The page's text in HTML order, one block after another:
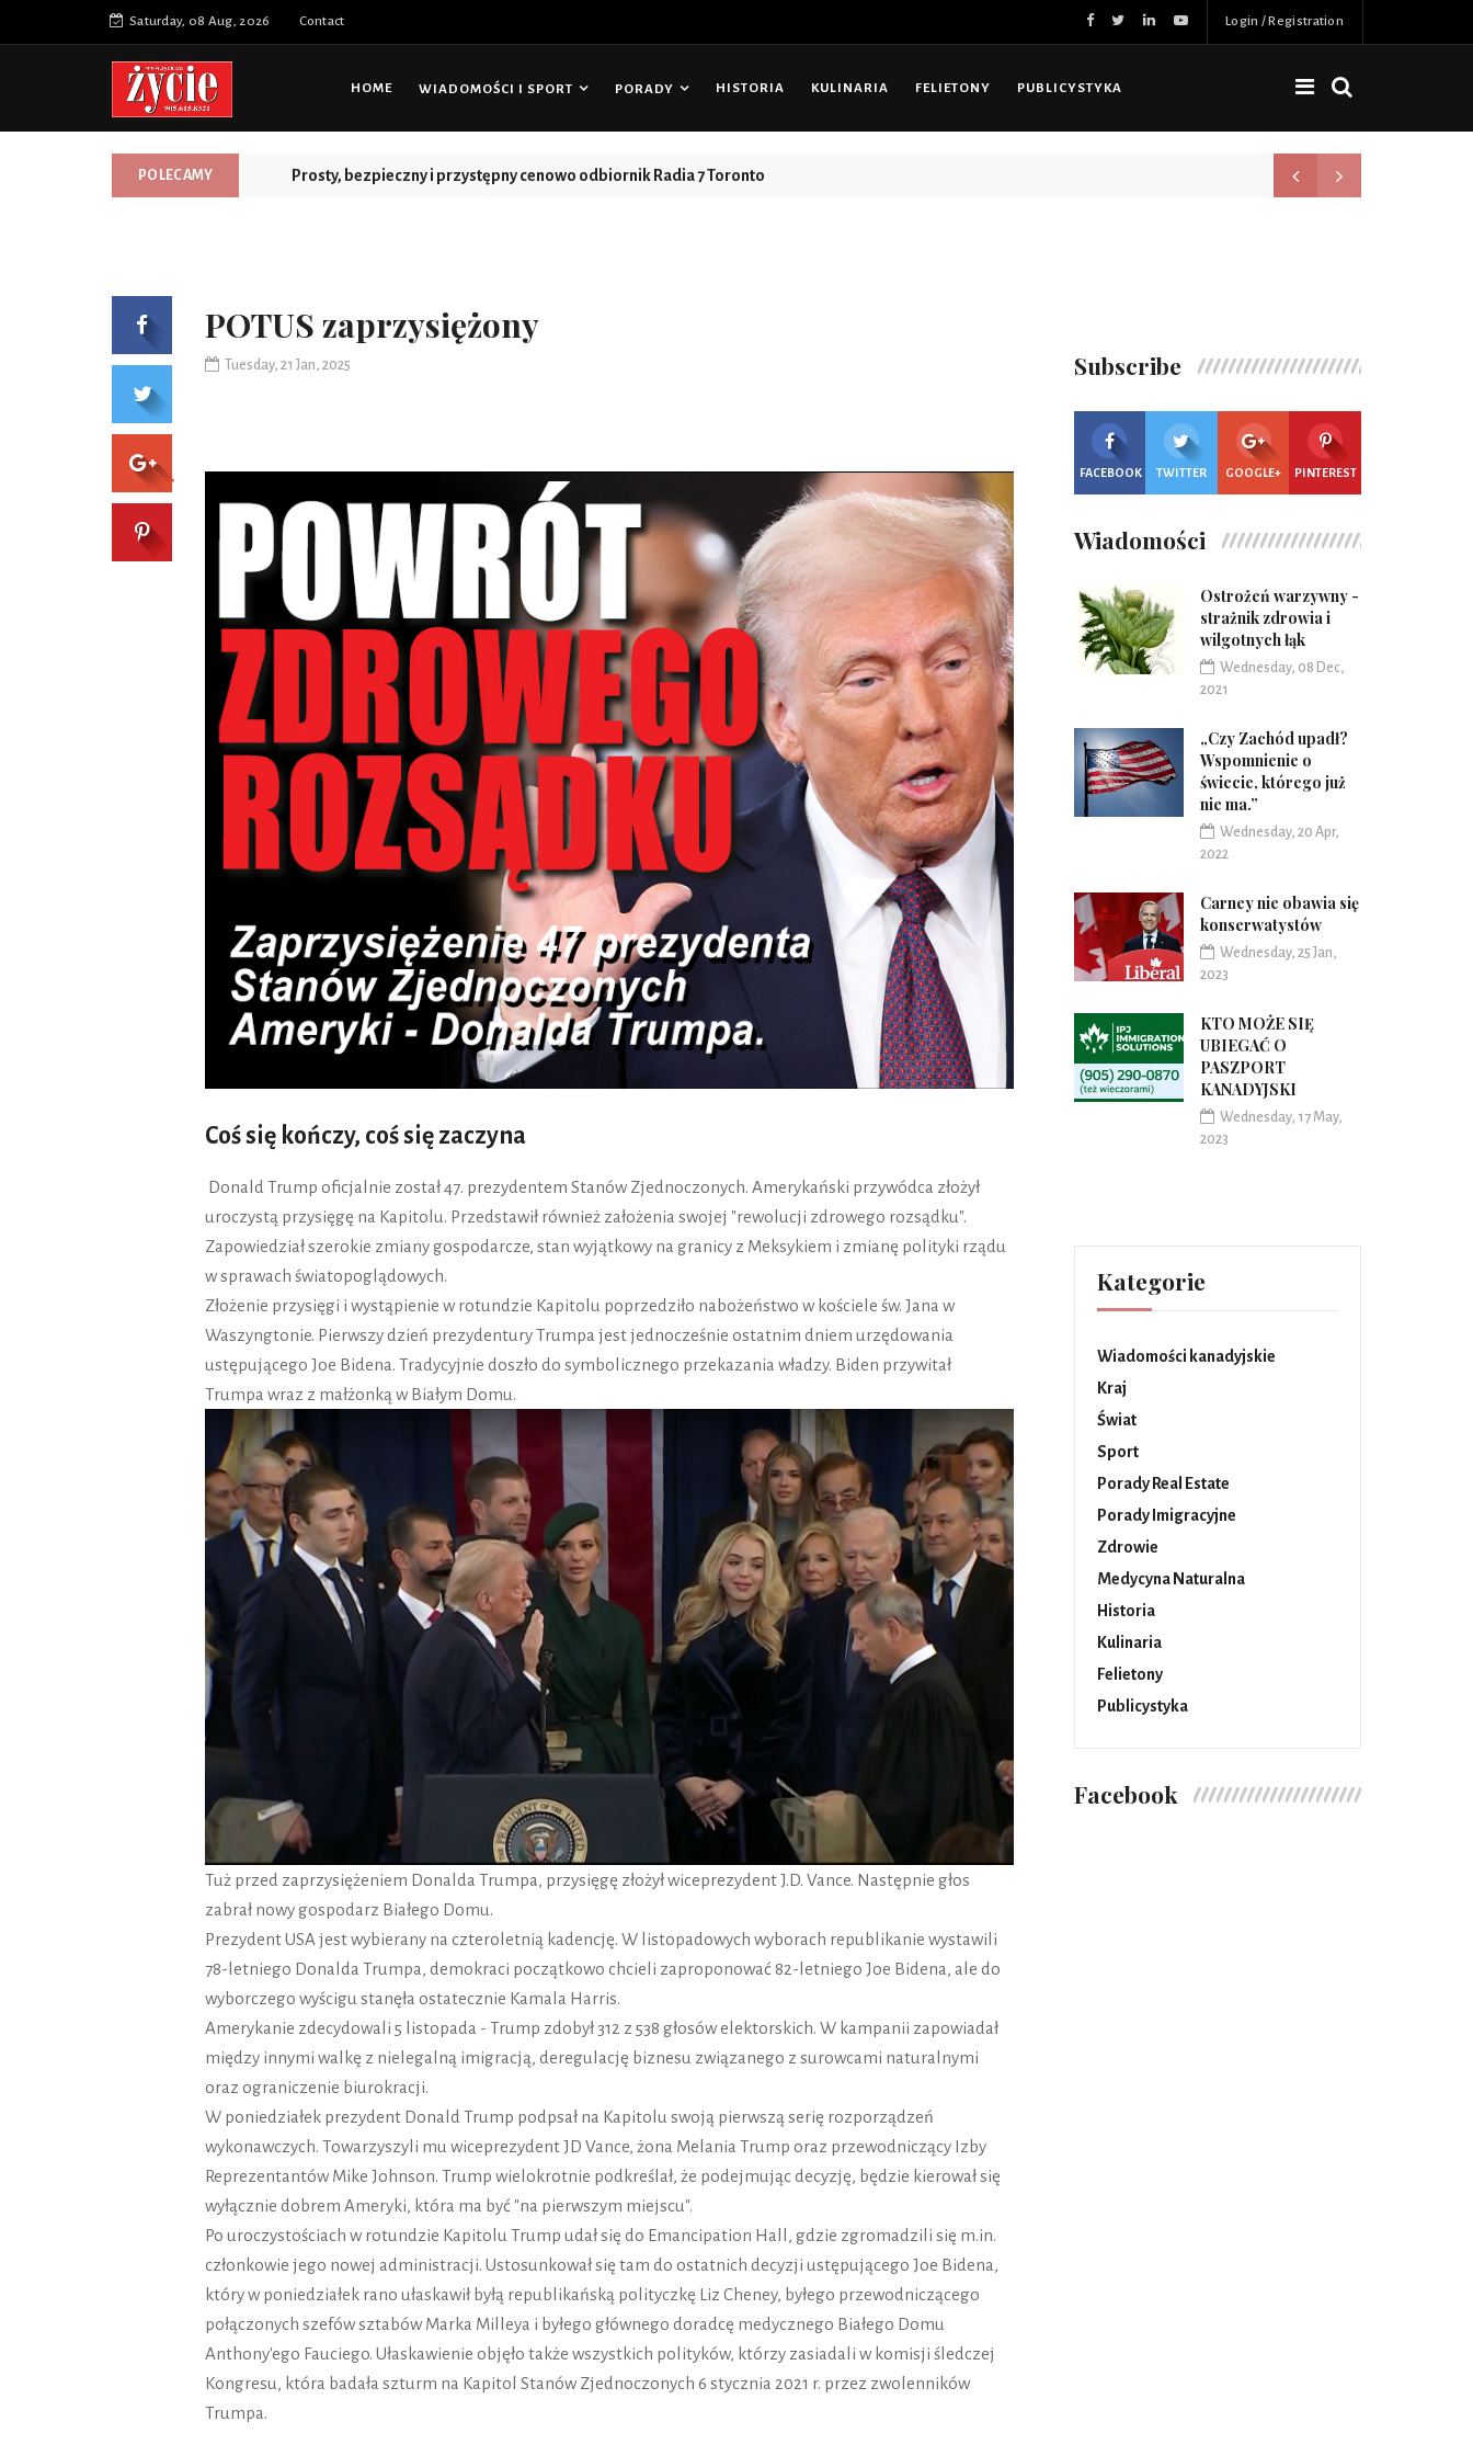
Saturday, 08 Aug, 2026 Contact Login / Registration
HOME WIADOMOŚCI I SPORT PORADY HISTORIA KULINARIA FELIETONY PUBLICYSTYKA
POLECAMY Prosty, bezpieczny i przystępny cenowo odbiornik Radia 7 Toronto Nowa jakość, więcej
POTUS zaprzysiężony
Tuesday, 21 Jan, 2025
Coś się kończy, coś się zaczyna
Donald Trump oficjalnie został 47. prezydentem Stanów Zjednoczonych. Amerykański przywódca złożył
uroczystą przysięgę na Kapitolu. Przedstawił również założenia swojej "rewolucji zdrowego rozsądku".
Zapowiedział szerokie zmiany gospodarcze, stan wyjątkowy na granicy z Meksykiem i zmianę polityki rządu
w sprawach światopoglądowych.
Złożenie przysięgi i wystąpienie w rotundzie Kapitolu poprzedziło nabożeństwo w kościele św. Jana w
Waszyngtonie. Pierwszy dzień prezydentury Trumpa jest jednocześnie ostatnim dniem urzędowania
ustępującego Joe Bidena. Tradycyjnie doszło do symbolicznego przekazania władzy. Biden przywitał
Trumpa wraz z małżonką w Białym Domu.
Tuż przed zaprzysiężeniem Donalda Trumpa, przysięgę złożył wiceprezydent J.D. Vance. Następnie głos
zabrał nowy gospodarz Białego Domu.
Prezydent USA jest wybierany na czteroletnią kadencję. W listopadowych wyborach republikanie wystawili
78-letniego Donalda Trumpa, demokraci początkowo chcieli zaproponować 82-letniego Joe Bidena, ale do
wyborczego wyścigu stanęła ostatecznie Kamala Harris.
Amerykanie zdecydowali 5 listopada - Trump zdobył 312 z 538 głosów elektorskich. W kampanii zapowiadał
między innymi walkę z nielegalną imigracją, deregulację biznesu związanego z surowcami naturalnymi
oraz ograniczenie biurokracji.
W poniedziałek prezydent Donald Trump podpsał na Kapitolu swoją pierwszą serię rozporządzeń
wykonawczych. Towarzyszyli mu wiceprezydent JD Vance, żona Melania Trump oraz przewodniczący Izby
Reprezentantów Mike Johnson. Trump wielokrotnie podkreślał, że podejmując decyzję, będzie kierował się
wyłącznie dobrem Ameryki, która ma być "na pierwszym miejscu".
Po uroczystościach w rotundzie Kapitolu Trump udał się do Emancipation Hall, gdzie zgromadzili się m.in.
członkowie jego nowej administracji. Ustosunkował się tam do ostatnich decyzji ustępującego Joe Bidena,
który w poniedziałek rano ułaskawił byłą republikańską polityczkę Liz Cheney, byłego przewodniczącego
połączonych szefów sztabów Marka Milleya i byłego głównego doradcę medycznego Białego Domu
Anthony'ego Fauciego. Ułaskawienie objęło także wszystkich polityków, którzy zasiadali w komisji śledczej
Kongresu, która badała szturm na Kapitol Stanów Zjednoczonych 6 stycznia 2021 r. przez zwolenników
Trumpa.
Subscribe
FACEBOOK TWITTER GOOGLE+ PINTEREST
Wiadomości
Ostrożeń warzywny -
strażnik zdrowia i
wilgotnych łąk
Wednesday, 08 Dec,
2021
„Czy Zachód upadł?
Wspomnienie o
świecie, którego już
nie ma.”
Wednesday, 20 Apr,
2022
Carney nie obawia się
konserwatystów
Wednesday, 25 Jan,
2023
KTO MOŻE SIĘ
UBIEGAĆ O
PASZPORT
KANADYJSKI
Wednesday, 17 May,
2023
Kategorie
Wiadomości kanadyjskie
Kraj
Świat
Sport
Porady Real Estate
Porady Imigracyjne
Zdrowie
Medycyna Naturalna
Historia
Kulinaria
Felietony
Publicystyka
Facebook